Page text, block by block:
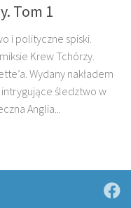
Tom 1
i polityczne spiski.
Krew Tchórzy.
Wydany nakładem
śledztwo w
Anglia...